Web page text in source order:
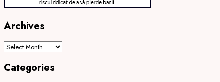
Archives
Archives
Categories